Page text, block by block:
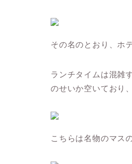
その名のとおり、ホ
ランチタイムは混雑
のせいか空いており
こちらは名物のマス